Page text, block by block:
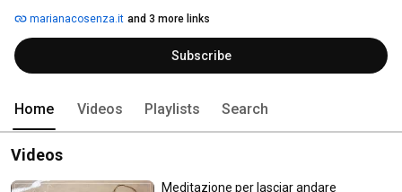
marianacosenza.it and 3 more links
Subscribe
Home Videos Playlists Search
Videos
Meditazione per lasciar andare